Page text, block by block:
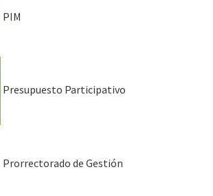
PIM
Presupuesto Participativo
Prorrectorado de Gestión